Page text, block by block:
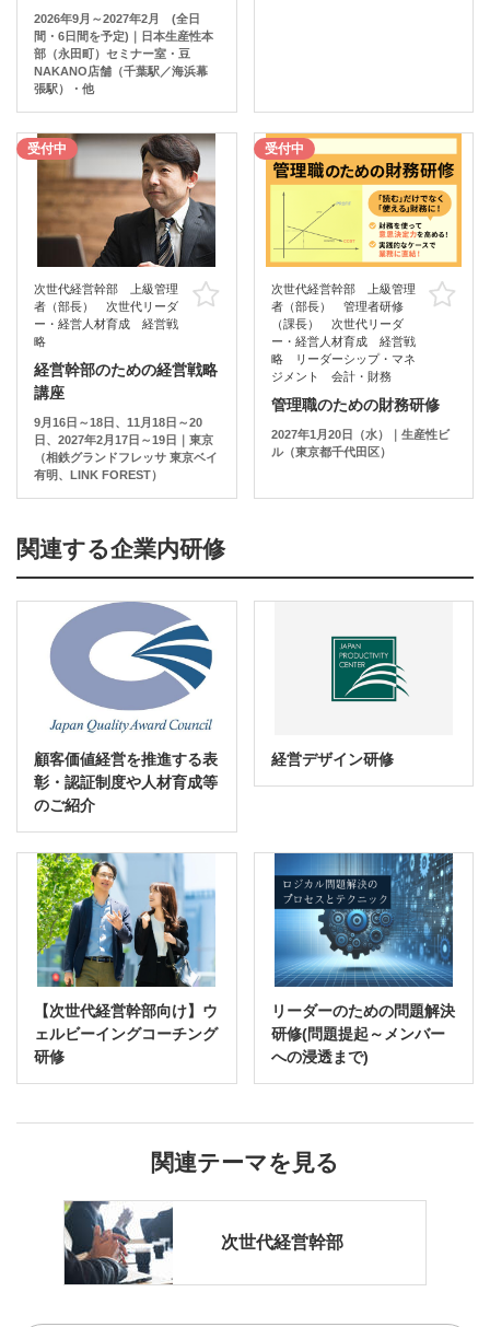
2026年9月～2027年2月 (全日
間・6日間を予定)｜日本生産性本
部（永田町）セミナー室・豆
NAKANO店舗（千葉駅／海浜幕
張駅）・他
受付中
次世代経営幹部 上級管理
者（部長） 次世代リーダ
ー・経営人材育成 経営戦
略
お気に入り
経営幹部のための経営戦略
講座
9月16日～18日、11月18日～20
日、2027年2月17日～19日｜東京
（相鉄グランドフレッサ 東京ベイ
有明、LINK FOREST）
受付中
次世代経営幹部 上級管理
者（部長） 管理者研修
（課長） 次世代リーダ
ー・経営人材育成 経営戦
略 リーダーシップ・マネ
ジメント 会計・財務
管理職のための財務研修
2027年1月20日（水）｜生産性ビ
ル（東京都千代田区）
関連する企業内研修
顧客価値経営を推進する表
彰・認証制度や人材育成等
のご紹介
経営デザイン研修
【次世代経営幹部向け】ウ
ェルビーイングコーチング
研修
リーダーのための問題解決
研修(問題提起～メンバー
への浸透まで)
関連テーマを見る
次世代経営幹部